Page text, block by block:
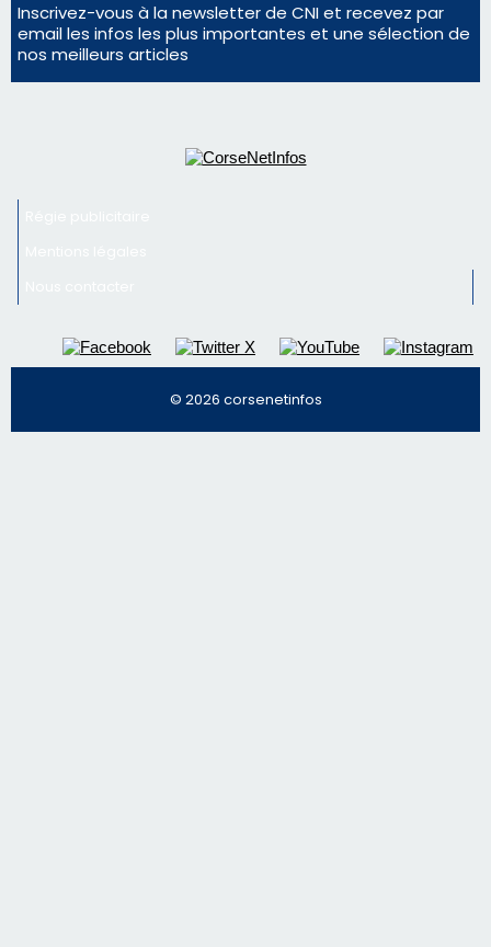
Inscrivez-vous à la newsletter de CNI et recevez par
email les infos les plus importantes et une sélection de
nos meilleurs articles
© 2026 corsenetinfos